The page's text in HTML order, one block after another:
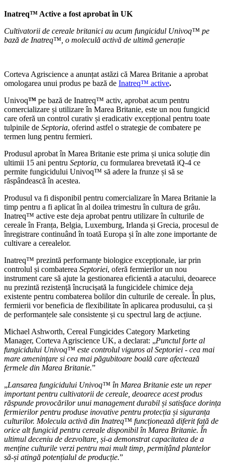
Inatreq™ Active a fost aprobat în UK
Cultivatorii de cereale britanici au acum fungicidul Univoq™ pe
bază de Inatreq™, o moleculă activă de ultimă generație
Corteva Agriscience a anunțat astăzi că Marea Britanie a aprobat
omologarea unui produs pe bază de Inatreq™ active.
Univoq™ pe bază de Inatreq™ activ, aprobat acum pentru
comercializare și utilizare în Marea Britanie, este un nou fungicid
care oferă un control curativ și eradicativ excepțional pentru toate
tulpinile de Septoria, oferind astfel o strategie de combatere pe
termen lung pentru fermieri.
Produsul aprobat în Marea Britanie este prima și unica soluție din
ultimii 15 ani pentru Septoria, cu formularea brevetată iQ-4 ce
permite fungicidului Univoq™ să adere la frunze și să se
răspândească în acestea.
Produsul va fi disponibil pentru comercializare în Marea Britanie la
timp pentru a fi aplicat în al doilea trimestru în cultura de grâu.
Inatreq™ active este deja aprobat pentru utilizare în culturile de
cereale în Franța, Belgia, Luxemburg, Irlanda și Grecia, procesul de
înregistrare continuând în toată Europa și în alte zone importante de
cultivare a cerealelor.
Inatreq™ prezintă performanțe biologice excepționale, iar prin
controlul și combaterea Septoriei, oferă fermierilor un nou
instrument care să ajute la gestionarea eficientă a atacului, deoarece
nu prezintă rezistență încrucișată la fungicidele chimice deja
existente pentru combaterea bolilor din culturile de cereale. În plus,
fermierii vor beneficia de flexibilitate în aplicarea produsului, ca și
de performanțele sale consistente și cu spectrul larg de acțiune.
Michael Ashworth, Cereal Fungicides Category Marketing
Manager, Corteva Agriscience UK, a declarat: „Punctul forte al
fungicidului Univoq™ este controlul viguros al Septoriei - cea mai
mare amenințare si cea mai păgubitoare boală care afectează
fermele din Marea Britanie.”
„Lansarea fungicidului Univoq™ în Marea Britanie este un reper
important pentru cultivatorii de cereale, deoarece acest produs
răspunde provocărilor unui management durabil și satisface dorința
fermierilor pentru produse inovative pentru protecția și siguranța
culturilor. Molecula activă din Inatreq™ funcționează diferit față de
orice alt fungicid pentru cereale disponibil în Marea Britanie. În
ultimul deceniu de dezvoltare, și-a demonstrat capacitatea de a
menține culturile verzi pentru mai mult timp, permițând plantelor
să-și atingă potențialul de producție.”